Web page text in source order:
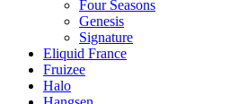
Four Seasons
Genesis
Signature
Eliquid France
Fruizee
Halo